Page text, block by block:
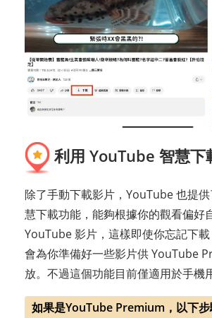
利用 YouTube 智慧下
除了手動下載影片，YouTube 也提
慧下載功能，能夠根據你的觀看偏好
YouTube 影片，這樣即使你忘記下
會為你準備好一些影片供 YouTube
放。不過這個功能目前僅適用於手機
如果是YouTube Premium，以下